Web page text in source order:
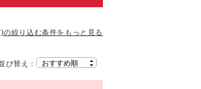
絞り込む条件をもっと見る
び替え：